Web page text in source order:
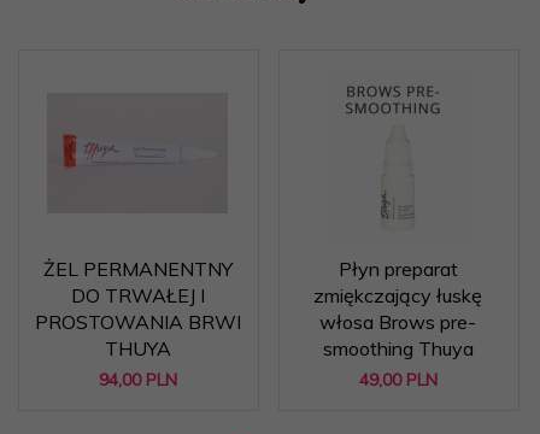
ŻEL PERMANENTNY
DO TRWAŁEJ I
PROSTOWANIA BRWI
THUYA
94,00 PLN
Płyn preparat
zmiękczający łuskę
włosa Brows pre-
smoothing Thuya
49,00 PLN